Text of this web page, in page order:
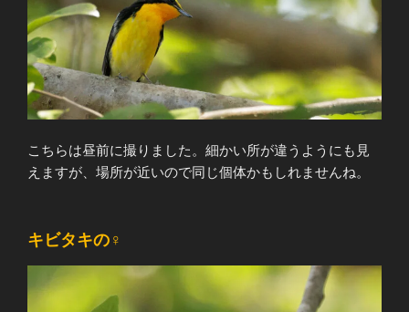
こちらは昼前に撮りました。細かい所が違うようにも見
えますが、場所が近いので同じ個体かもしれませんね。
キビタキの♀